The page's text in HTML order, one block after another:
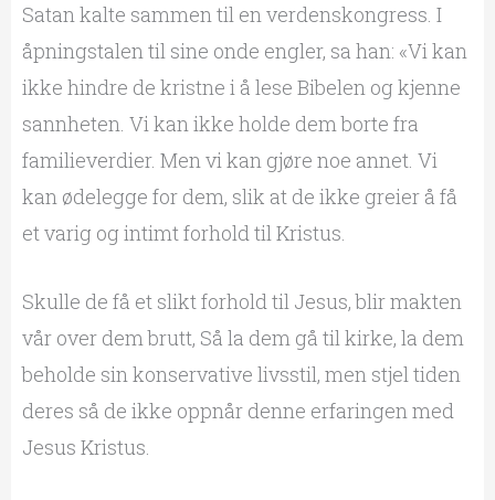
Satan kalte sammen til en verdenskongress. I
åpningstalen til sine onde engler, sa han: «Vi kan
ikke hindre de kristne i å lese Bibelen og kjenne
sannheten. Vi kan ikke holde dem borte fra
familieverdier. Men vi kan gjøre noe annet. Vi
kan ødelegge for dem, slik at de ikke greier å få
et varig og intimt forhold til Kristus.
Skulle de få et slikt forhold til Jesus, blir makten
vår over dem brutt, Så la dem gå til kirke, la dem
beholde sin konservative livsstil, men stjel tiden
deres så de ikke oppnår denne erfaringen med
Jesus Kristus.